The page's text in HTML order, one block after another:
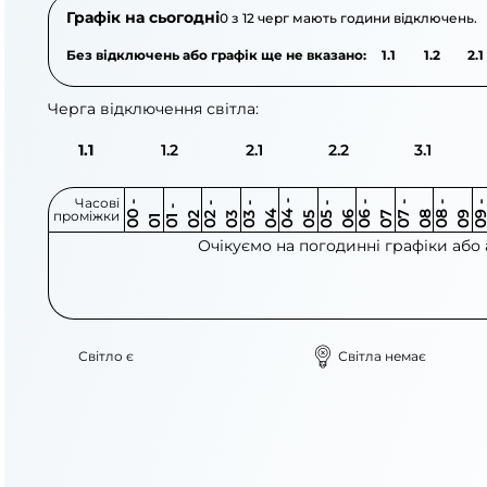
Графік на сьогодні0 з 12 черг мають години відключень.
Без відключень або графік ще не вказано: 1.1 1.2 2.1
Черга відключення світла:
1.1 1.2 2.1 2.2 3.1
Часові
проміжки 0
0
-
0 1 0
1
-
0 2 0 2
-
0 3 0 3
-
0 4 0 4
-
0 5 0 5
-
0 6 0 6
-
0 7 0 7
-
0 8 0 8
-
0 9 0
9
-
1
Очікуємо на погодинні графіки
Світло є Світла немає